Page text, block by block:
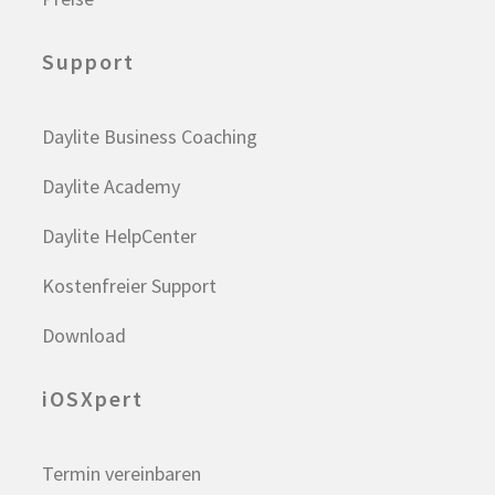
Support
Daylite Business Coaching
Daylite Academy
Daylite HelpCenter
Kostenfreier Support
Download
iOSXpert
Termin vereinbaren